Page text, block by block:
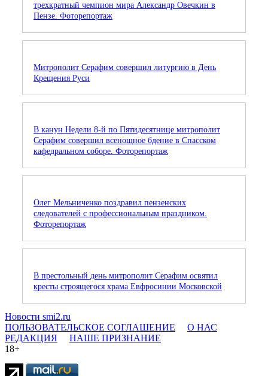
трехкратный чемпион мира Александр Овечкин в
Пензе. Фоторепортаж
Митрополит Серафим совершил литургию в День
Крещения Руси
В канун Недели 8-й по Пятидесятнице митрополит
Серафим совершил всенощное бдение в Спасском
кафедральном соборе. Фоторепортаж
Олег Мельниченко поздравил пензенских
следователей с профессиональным праздником.
Фоторепортаж
В престольный день митрополит Серафим освятил
кресты строящегося храма Евфросинии Московской
Новости smi2.ru
ПОЛЬЗОВАТЕЛЬСКОЕ СОГЛАШЕНИЕ
О НАС
РЕДАКЦИЯ
НАШЕ ПРИЗНАНИЕ
18+